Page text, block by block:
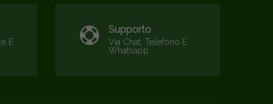
E
Supporto
Via Chat, Telefono E
Whatsapp